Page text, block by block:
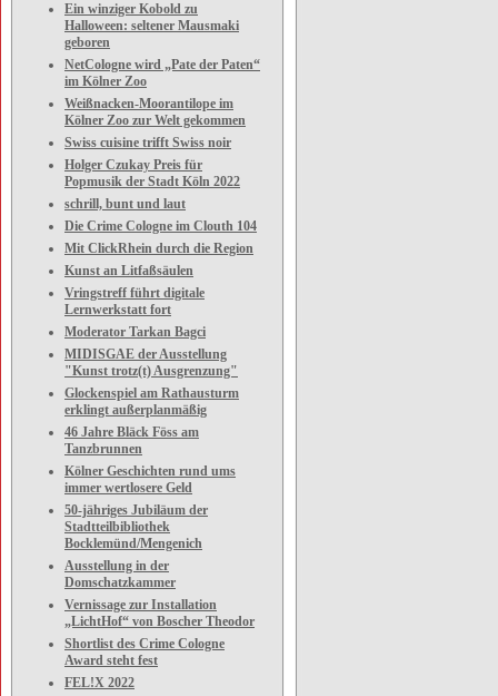
Ein winziger Kobold zu
Halloween: seltener Mausmaki
geboren
NetCologne wird „Pate der Paten“
im Kölner Zoo
Weißnacken-Moorantilope im
Kölner Zoo zur Welt gekommen
Swiss cuisine trifft Swiss noir
Holger Czukay Preis für
Popmusik der Stadt Köln 2022
schrill, bunt und laut
Die Crime Cologne im Clouth 104
Mit ClickRhein durch die Region
Kunst an Litfaßsäulen
Vringstreff führt digitale
Lernwerkstatt fort
Moderator Tarkan Bagci
MIDISGAE der Ausstellung
"Kunst trotz(t) Ausgrenzung"
Glockenspiel am Rathausturm
erklingt außerplanmäßig
46 Jahre Bläck Föss am
Tanzbrunnen
Kölner Geschichten rund ums
immer wertlosere Geld
50-jähriges Jubiläum der
Stadtteilbibliothek
Bocklemünd/Mengenich
Ausstellung in der
Domschatzkammer
Vernissage zur Installation
„LichtHof“ von Boscher Theodor
Shortlist des Crime Cologne
Award steht fest
FEL!X 2022